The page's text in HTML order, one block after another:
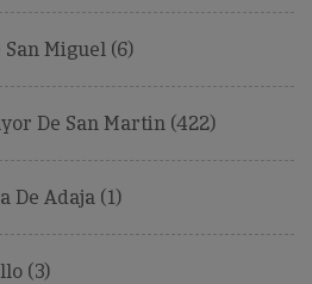
Miguel (6)
De San Martin (422)
De Adaja (1)
(3)